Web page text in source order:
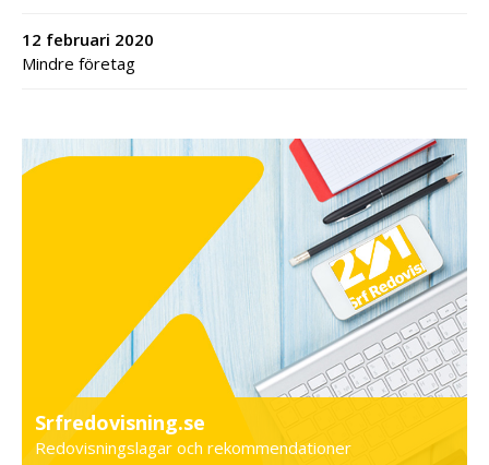
12 februari 2020
Mindre företag
Srfredovisning.se
Redovisningslagar och rekommendationer